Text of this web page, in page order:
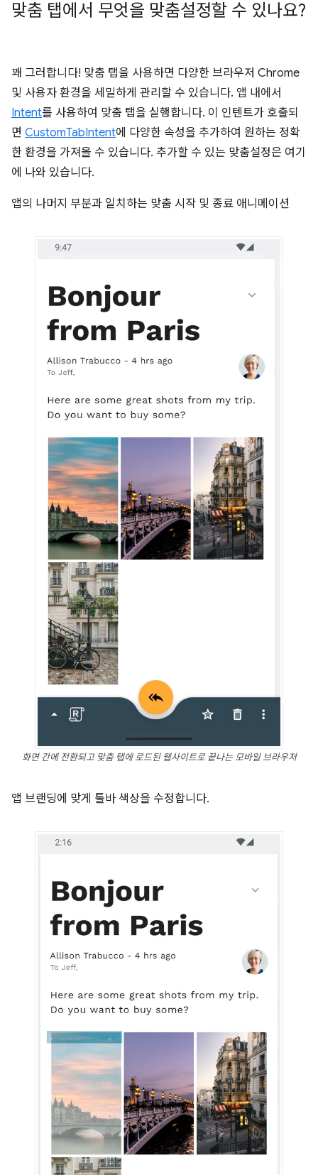
맞춤 탭에서 무엇을 맞춤설정할 수 있나요?
꽤 그러합니다! 맞춤 탭을 사용하면 다양한 브라우저 Chrome
및 사용자 환경을 세밀하게 관리할 수 있습니다. 앱 내에서
Intent를 사용하여 맞춤 탭을 실행합니다. 이 인텐트가 호출되
면 CustomTabIntent에 다양한 속성을 추가하여 원하는 정확
한 환경을 가져올 수 있습니다. 추가할 수 있는 맞춤설정은 여기
에 나와 있습니다.
앱의 나머지 부분과 일치하는 맞춤 시작 및 종료 애니메이션
화면 간에 전환되고 맞춤 탭에 로드된 웹사이트로 끝나는 모바일 브라우저
앱 브랜딩에 맞게 툴바 색상을 수정합니다.